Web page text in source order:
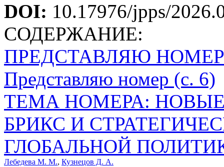
DOI: 10.17976/jpps/
СОДЕРЖАНИЕ:
ПРЕДСТАВЛЯЮ НОМЕР
Представляю номер (с. 6)
ТЕМА НОМЕРА: НОВЫЕ
БРИКС И
ГЛОБАЛЬНОЙ
Лебедева М. М., Кузнецов Д. А.